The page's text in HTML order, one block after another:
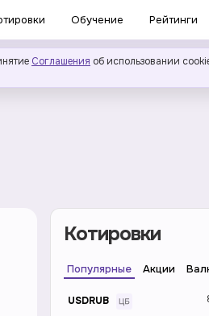
Обучение Рейтинги
Соглашения об использовании
Котировки
Популярные Акции
USDRUB